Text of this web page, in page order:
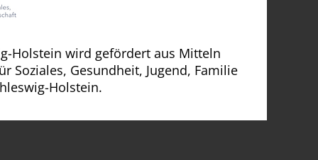
Holstein wird gefördert aus Mitteln
Soziales, Gesundheit, Jugend, Familie
Holstein.